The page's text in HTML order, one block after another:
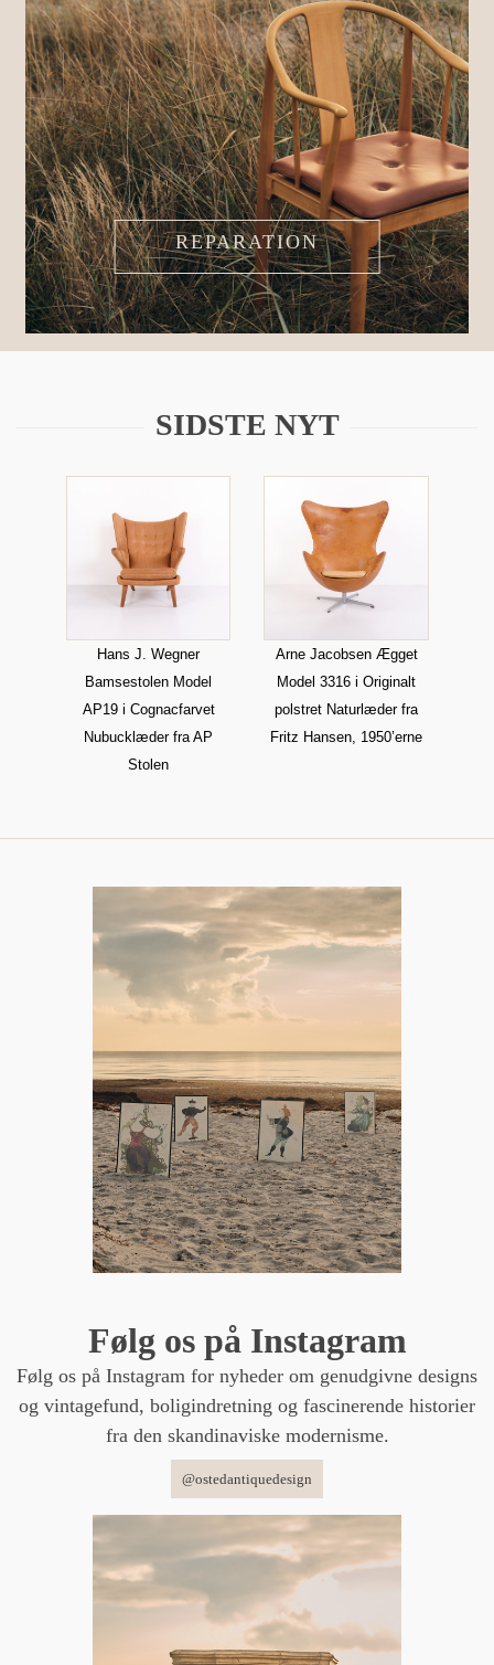
REPARATION
SIDSTE NYT
Hans J. Wegner
Bamsestolen Model
AP19 i Cognacfarvet
Nubucklæder fra AP
Stolen
Arne Jacobsen Ægget
Model 3316 i Originalt
polstret Naturlæder fra
Fritz Hansen, 1950’erne
Følg os på Instagram
Følg os på Instagram for nyheder om genudgivne designs
og vintagefund, boligindretning og fascinerende historier
fra den skandinaviske modernisme.
@ostedantiquedesign